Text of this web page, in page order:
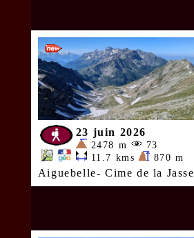
23 juin 2026
2478 m
73
11.7 kms
870 m
Aiguebelle- Cime de la Jasse